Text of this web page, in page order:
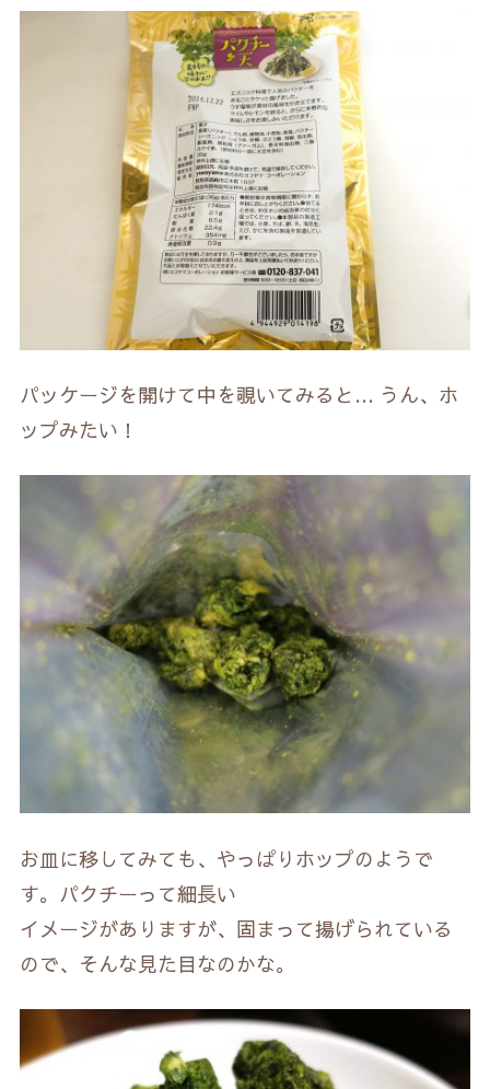
パッケージを開けて中を覗いてみると… うん、ホ
ップみたい！
お皿に移してみても、やっぱりホップのようで
す。パクチーって細長い
イメージがありますが、固まって揚げられている
ので、そんな見た目なのかな。